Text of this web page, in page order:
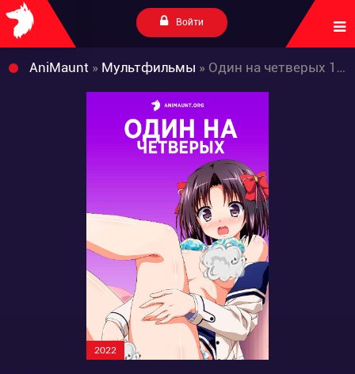
Войти
AniMaunt » Мультфильмы » Один на четверых 18+
2022